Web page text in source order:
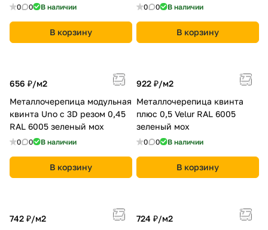
0 0 В наличии
В корзину
0 0 В наличии
В корзину
656 ₽/м2
Металлочерепица модульная
квинта Uno c 3D резом 0,45
RAL 6005 зеленый мох
0 0 В наличии
В корзину
922 ₽/м2
Металлочерепица квинта
плюс 0,5 Velur RAL 6005
зеленый мох
0 0 В наличии
В корзину
742 ₽/м2
724 ₽/м2